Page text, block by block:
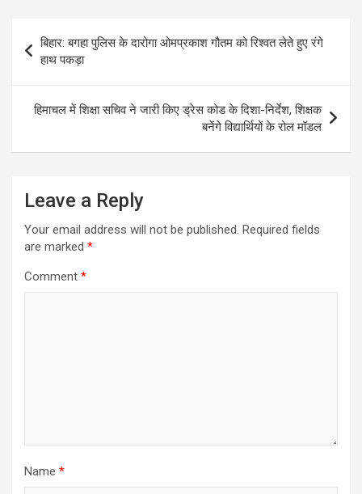
s
a
बिहार: बगहा पुलिस के दारोगा ओमप्रकाश गौतम को रिश्वत लेते हुए रंगे
हाथ पकड़ा
हिमाचल में शिक्षा सचिव ने जारी किए ड्रेस कोड के दिशा-निर्देश, शिक्षक
बनेंगे विद्यार्थियों के रोल मॉडल
Leave a Reply
Your email address will not be published. Required fields
are marked *
Comment *
Name *